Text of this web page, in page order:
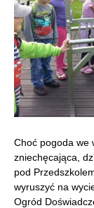
Choć pogoda we
zniechęcająca,
pod
wyruszyć na
Ogród